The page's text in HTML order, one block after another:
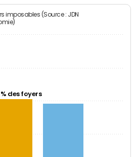
imposables (Source : JDN
% des foyers